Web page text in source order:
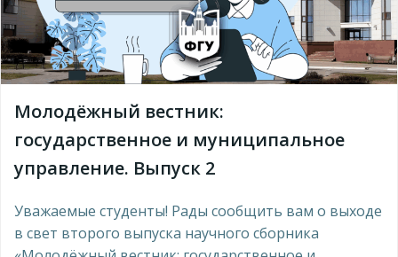
Молодёжный вестник:
государственное и муниципальное
управление. Выпуск 2
Уважаемые студенты! Рады сообщить вам о выходе
в свет второго выпуска научного сборника